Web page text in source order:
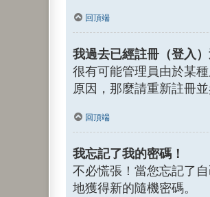
回頂端
我過去已經註冊（登入
很有可能管理員由於某
原因，那麼請重新註冊並
回頂端
我忘記了我的密碼！
不必慌張！當您忘記了
地獲得新的隨機密碼。